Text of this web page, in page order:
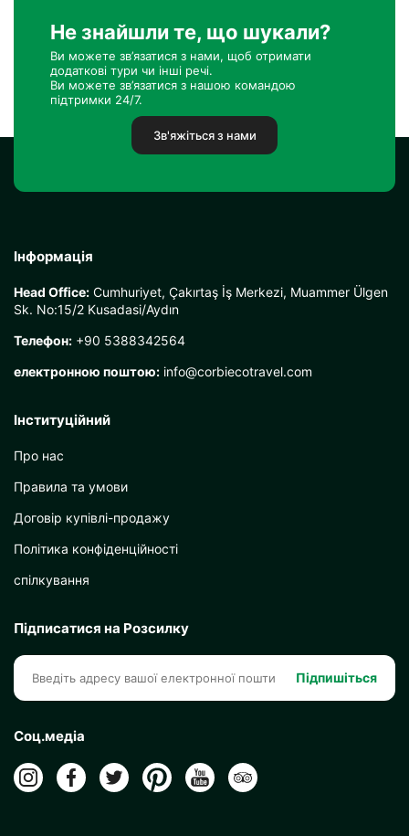
Не знайшли те, що шукали?
Ви можете зв’язатися з нами, щоб отримати
додаткові тури чи інші речі.
Ви можете зв’язатися з нашою командою
підтримки 24/7.
Зв'яжіться з нами
Інформація
Head Office: Cumhuriyet, Çakırtaş İş Merkezi, Muammer Ülgen
Sk. No:15/2 Kusadasi/Aydın
Телефон: +90 5388342564
електронною поштою: info@corbiecotravel.com
Інституційний
Про нас
Правила та умови
Договір купівлі-продажу
Політика конфіденційності
спілкування
Підписатися на Розсилку
Підпишіться
Соц.медіа